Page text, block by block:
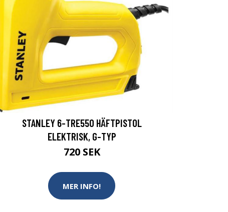
STANLEY 6-TRE550 HÄFTPISTOL
ELEKTRISK, G-TYP
720 SEK
MER INFO!